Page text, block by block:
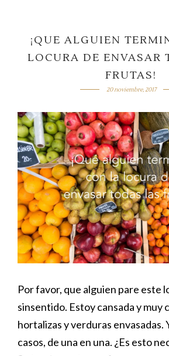
¡QUE ALGUIEN
LOCURA DE ENVASAR
FRUTAS!
20 noviembre, 2017
Por favor, que alguien pare este
sinsentido. Estoy cansada y muy
hortalizas y verduras envasadas.
casos, de una en una. ¿Es esto